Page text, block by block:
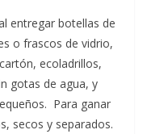
entregar botellas de
o frascos de vidrio,
ecoladrillos,
gotas de agua, y
Para ganar
secos y separados.